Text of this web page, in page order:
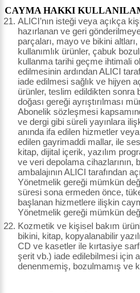
CAYMA HAKKI
ALICI’nın isteği veya açıkça
hazırlanan ve geri
parçaları, mayo ve bikini
kullanımlık ürünler, çabuk
kullanma tarihi geçme ihtimali
edilmesinin ardından ALICI
iade edilmesi sağlık ve hijyen
ürünler, teslim edildikten sonra
doğası gereği ayrıştırılması
Abonelik sözleşmesi
ve dergi gibi süreli yayınlara
anında ifa edilen hizmetler
edilen gayrimaddi mallar, ile
kitap, dijital içerik, yazılım
ve veri depolama
ambalajının ALICI tarafından
Yönetmelik gereği mümkün
süresi sona ermeden önce,
başlanan hizmetlere ilişkin
Yönetmelik gereği mümkün
Kozmetik ve kişisel bakım
bikini, kitap, kopyalanabilir
CD ve kasetler ile kırtasiye
şerit vb.) iade edilebilmesi için
denenmemiş, bozulmamış ve